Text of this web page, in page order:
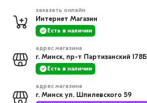
заказать онлайн
Интернет Магазин
Есть в наличии
адрес магазина
г. Минск, пр-т Партизанский 178Б
Есть в наличии
адрес магазина
г. Минск ул. Шпилевского 59